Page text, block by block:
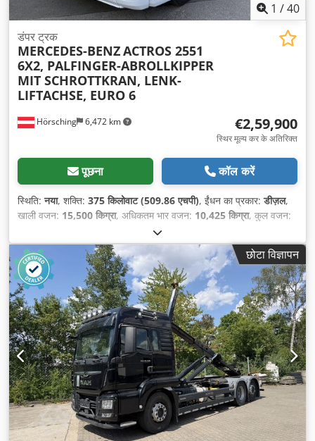
1 /40
Hörsching 6,472 km
डंपर ट्रक
MERCEDES-BENZACTROS 2551
6X2, PALFINGER-ABROLLKIPPER
MIT SCHROTTKRAN, LENK-
LIFTACHSE, EURO 6
€2,59,900
स्थिर मूल्य कर के अतिरिक्त
पूछना कॉल करें
स्थिति:नया, शक्ति: 375 किलोवाट (509.86 एचपी), ईंधन का प्रकार:डीज़ल,
खाली वजन: 15,500 किग्रा, अधिकतम भार वजन: 10,425 किग्रा, कुल वजन:
315/80 R 22.5
व्हीलबेस:5,200 मिमी, ब्रेक:रिटारडर, चालक केबिन:स्लीपर केबिन, गियरिंग
प्रकार:स्वचालित , उत्सर्जन श्रेणी:यूरो 6, सस्पेंशन: स्टील-एयर, सीटों की संख्या:
2 , बिस्तरों की संख्या:1, उपकरण:एबीएस, एयर कंडीशनिंग, ऑनबोर्ड कम्प्यूटर,
केंद्रीय लॉकिंग, क्रूज़ नियंत्रण, क्रेन, ट्रक पंजीकरण, डिफरेंशियल लॉक,
नेविगेशन प्रणाली, पार्किंग हीटर, फॉग लाइट्स, संपीड़ित वायु ब्रेक,
छोटा विज्ञापन